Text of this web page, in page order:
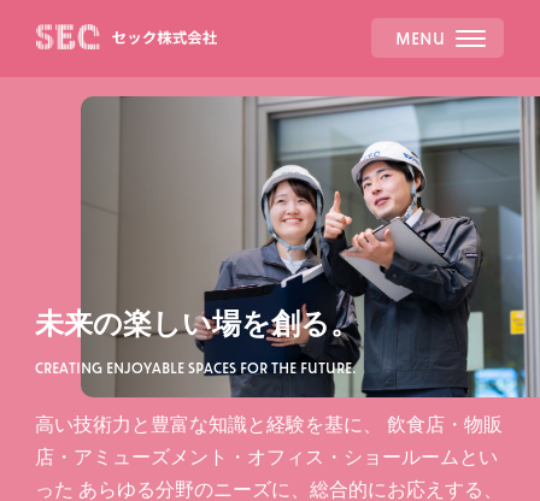
MENU
未来の楽しい場を創る。
CREATING ENJOYABLE SPACES FOR THE FUTURE.
高い技術力と豊富な知識と経験を基に、
飲食店・物販
店・アミューズメント・オフィス・ショールームとい
った あらゆる分野のニーズに、総合的にお応えする、